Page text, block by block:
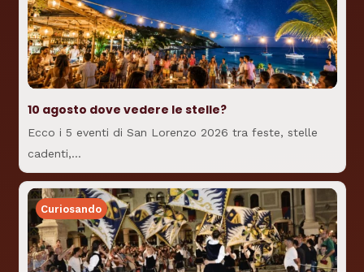
10 agosto dove vedere le stelle?
Ecco i 5 eventi di San Lorenzo 2026 tra feste, stelle
cadenti,…
Curiosando